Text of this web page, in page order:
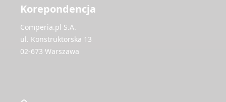
Korepondencja
Comperia.pl S.A.
ul. Konstruktorska 13
02-673 Warszawa